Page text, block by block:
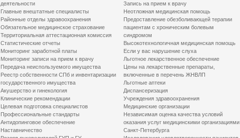
деятельности
Главные внештатные специалисты
Районные отделы здравоохранения
Обязательное медицинское страхование
Территориальная аттестационная комиссия
Статистические отчеты
Мониторинг заработной платы
Мониторинг записи на прием к врачу
Передача неиспользуемого имущества
Реестр собственности СПб и инвентаризации
государственного имущества
Акушерство и гинекология
Клинические рекомендации
Целевая подготовка специалистов
Профессиональные стандарты
Антидопинговое обеспечение
Наставничество
Запись на прием к врачу
Неотложная медицинская помощь
Предоставление обезболивающей терапии
пациентам с хроническим болевым
синдромом
Высокотехнологичная медицинская помощь
Если у вас нарушение слуха
Льготное лекарственное обеспечение
Цены на лекарственные препараты,
включенные в перечень ЖНВЛП
Льготные аптеки
Диспансеризация
Учреждения здравоохранения
Медицинские организации
Независимая оценка качества условий
оказания услуг медицинскими организациями
Санкт-Петербурга